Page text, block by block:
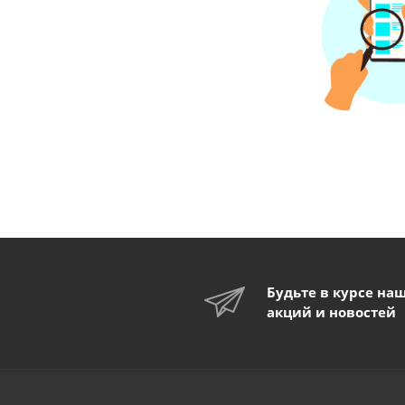
Будьте в курсе
акций и новостей